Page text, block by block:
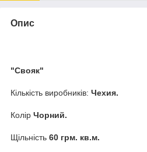
Опис
"Свояк"
Кількість виробників: Чехия.
Колір Чорний.
Щільність 60 грм. кв.м.